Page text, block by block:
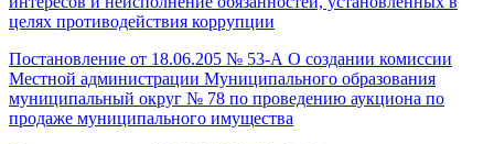
целях противодействия коррупции
Постановление от 18.06.205 № 53-А О создании комиссии
Местной администрации Муниципального образования
муниципальный округ № 78 по проведению аукциона по
продаже муниципального имущества